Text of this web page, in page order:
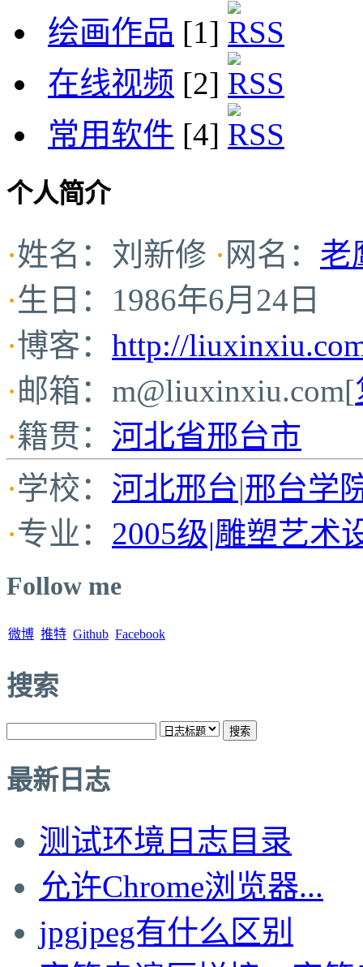
绘画作品 [1]
在线视频 [2]
常用软件 [4]
个人简介
·姓名：刘新修 · 网名： 老
·生日：1986年6月24日
·博客： http://
·邮箱： m@liuxinxiu.com[
·籍贯： 河北省邢台市
·学校： 河北邢台|邢台学
·专业： 2005级|雕塑艺术
Follow me
微博 推特 Github Facebook
搜索
最新日志
测试环境日志目录
允许Chrome浏览器...
jpgjpeg有什么区别